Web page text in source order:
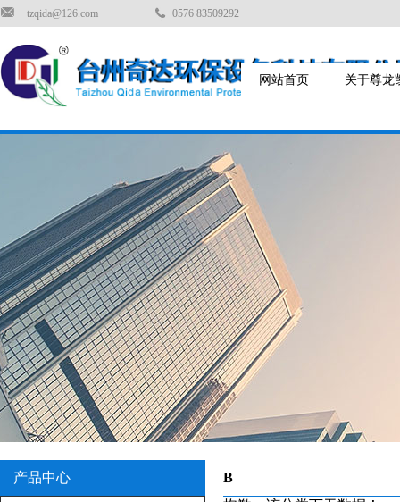
tzqida@126.com 0576 83509292
网站首页 关于尊龙凯
产品中心
B